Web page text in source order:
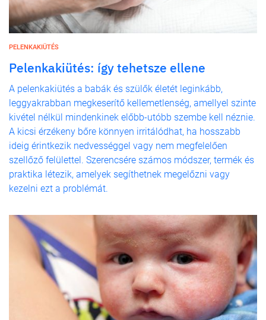
PELENKAKIÜTÉS
Pelenkakiütés: így tehetsze ellene
A pelenkakiütés a babák és szülők életét leginkább,
leggyakrabban megkeserítő kellemetlenség, amellyel szinte
kivétel nélkül mindenkinek előbb-utóbb szembe kell néznie.
A kicsi érzékeny bőre könnyen irritálódhat, ha hosszabb
ideig érintkezik nedvességgel vagy nem megfelelően
szellőző felülettel. Szerencsére számos módszer, termék és
praktika létezik, amelyek segíthetnek megelőzni vagy
kezelni ezt a problémát.